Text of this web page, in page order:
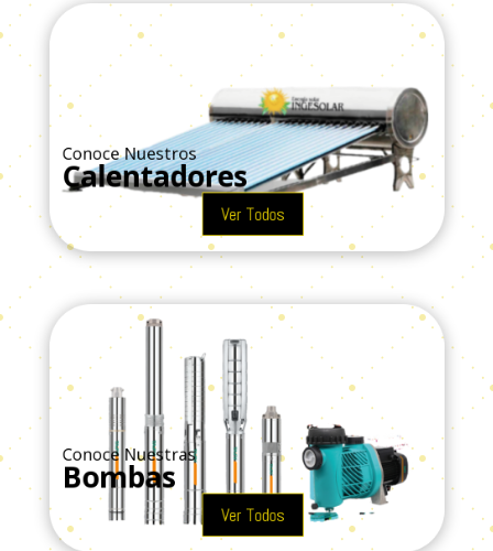
Conoce Nuestros
Calentadores
Ver Todos
Conoce Nuestras
Bombas
Ver Todos